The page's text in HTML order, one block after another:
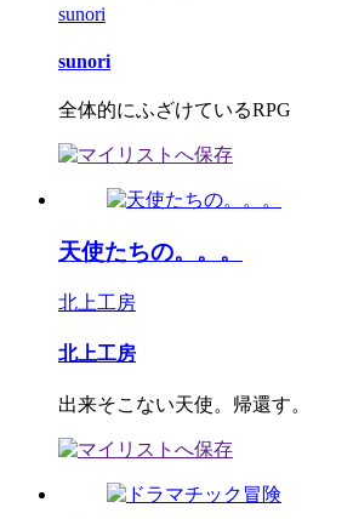
sunori
sunori
全体的にふざけているRPG
天使たちの。。。
北上工房
北上工房
出来そこない天使。帰還す。